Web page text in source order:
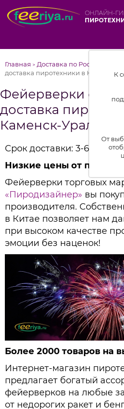
ОНЛАЙН-
К
От
Главная > Доставка по России
доставка пиротехники в Каменск-
Фейерверки от
доставка
Каменск-
Срок доставки: 3-6 дней
Низкие цены от
Фейерверки торговых
«Пиродизайнер» вы
производителя.
в Китае позволяет нам
при высоком качестве
эмоции без наценок!
Более 2000 товаров на
Интернет-магазин
предлагает богатый
фейерверков на любые
от недорогих ракет и